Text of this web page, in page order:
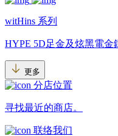
witHins 系列
HYPE 5D足金及炫黑電金
更多
分店位置
寻找最近的商店。
联络我们